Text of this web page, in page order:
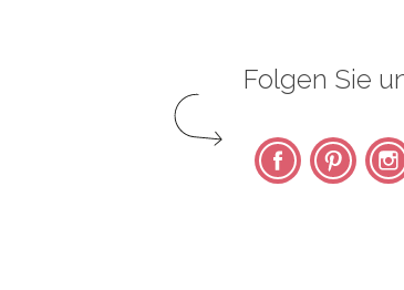
Folgen Sie
Facebook